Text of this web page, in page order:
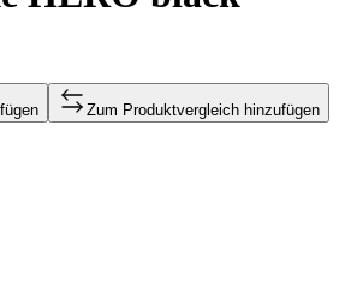
Zum Produktvergleich hinzufügen